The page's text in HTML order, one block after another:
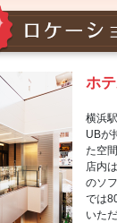
ホ
横浜
UBが
た空
店内
のソ
では
いた